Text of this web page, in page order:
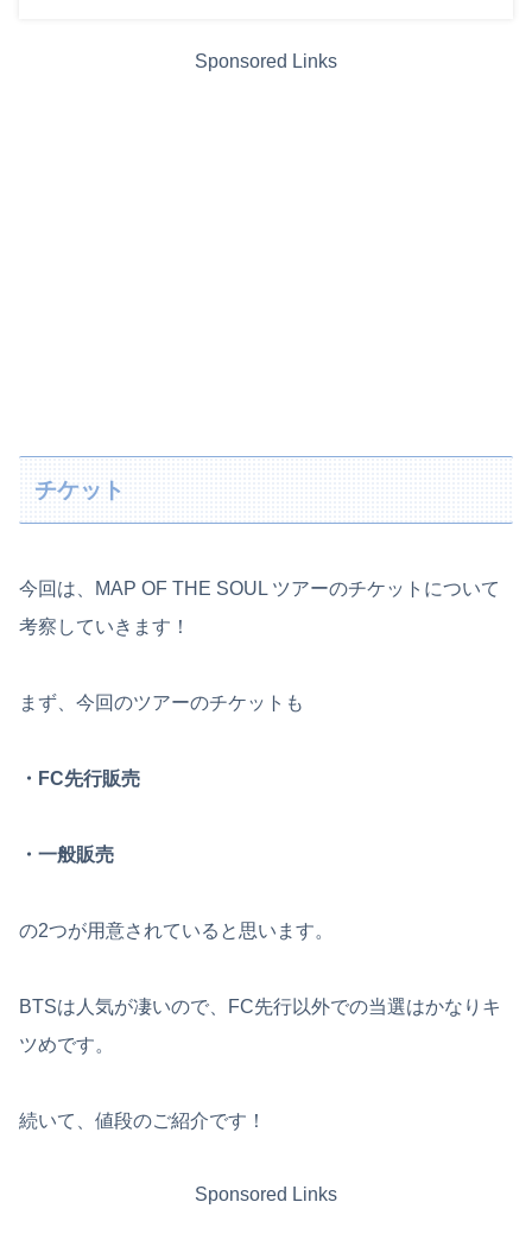
Sponsored Links
チケット
今回は、MAP OF THE SOUL ツアーのチケットについて
考察していきます！
まず、今回のツアーのチケットも
・FC先行販売
・一般販売
の2つが用意されていると思います。
BTSは人気が凄いので、FC先行以外での当選はかなりキ
ツめです。
続いて、値段のご紹介です！
Sponsored Links